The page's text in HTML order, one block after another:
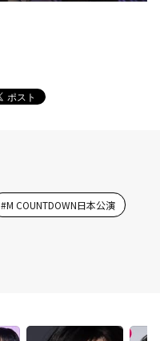
#M COUNTDOWN日本公演